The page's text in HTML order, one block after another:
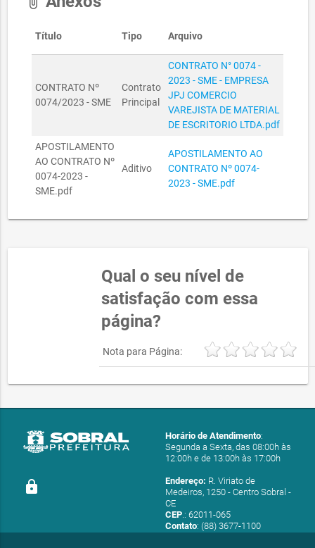
Título Tipo Arquivo
CONTRATO Nº
0074/2023 - SME
Contrato
Principal
CONTRATO N° 0074 -
2023 - SME - EMPRESA
JPJ COMERCIO
VAREJISTA DE MATERIAL
DE ESCRITORIO LTDA.pdf
APOSTILAMENTO
AO CONTRATO Nº
0074-2023 -
SME.pdf
Aditivo
APOSTILAMENTO AO
CONTRATO Nº 0074-
2023 - SME.pdf
Qual o seu nível de
satisfação com essa
página?
Nota para Página:
lock
Horário de Atendimento:
Segunda a Sexta, das 08:00h às
12:00h e de 13:00h às 17:00h
Endereço: R. Viriato de
Medeiros, 1250 - Centro Sobral -
CE
CEP.: 62011-065
Contato: (88) 3677-1100